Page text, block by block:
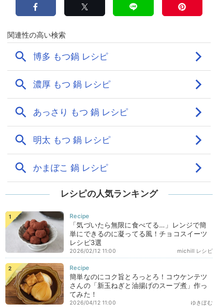
レシピの人気ランキング
「気づいたら無限に食べてる…」レンジで簡
単にできるのに凝ってる風！チョコスイーツ
レシピ3選
michill レシピ
2026/02/12 11:00
簡単なのにコク旨とろっとろ！コウケンテツ
さんの「新玉ねぎと油揚げのスープ煮」作っ
てみた！
ゆきぼむ
2026/04/12 11:00